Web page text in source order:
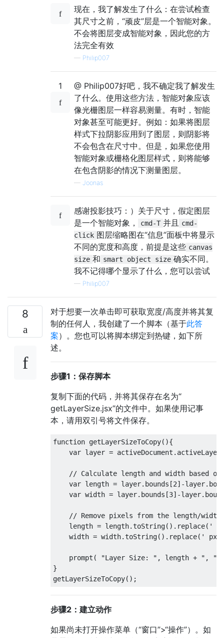
现在，我了解发生了什么：在尝试检查
其尺寸之前，“顽皮”层是一个智能对象。
不会将图层变成智能对象，因此您的方
法完全有效
— Philip007
1
@ Philip007好吧，我不确定我了解发生
了什么。使用这些方法，智能对象应该
像光栅图层一样容易测量。有时，智能
对象甚至可能更好。例如：如果将图层
样式下拉阴影应用到了图层，则阴影将
不会包含在尺寸中。但是，如果您使用
智能对象或栅格化图层样式，则将能够
在包含阴影的情况下测量图层。
— Joonas
感谢投影技巧：）关于尺寸，假定图层
是一个智能对象，
cmd-T 并且
cmd-
click 图层缩略图在“信息”面板中将显示
不同的宽度和高度，前提是这些 canvas
size 和 smart object size 确实不同。
我不记得哪个显示了什么，您可以尝试
— Philip007
8
对于想要一次单击即可获取宽度/高度并将其复
制的任何人，我创建了一个脚本（基于此答
案）。您也可以将脚本绑定到热键，如下所
述。
步骤1：保存脚本
复制下面的代码，并将其保存在名为“
getLayerSize.jsx”的文件中。如果使用记事
本，请用双引号将文件保存。
function getLayerSizeToCopy(){
var layer =
// Calculate length and width based
var length = layer.bounds[2]-
var width = layer.bounds[3]-
// Remove pixels from the length/width
length = length.toString().replace('
width = width.toString().replace('
prompt( "Layer Size: ", length + ", "
}
步骤2：建立动作
如果尚未打开操作菜单（“窗口”>“操作”）。如